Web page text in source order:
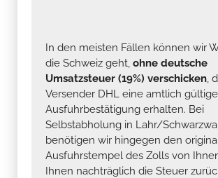
In den meisten Fällen können wir
die Schweiz geht, ohne deutsche
Umsatzsteuer (19%) verschicken,
Versender DHL eine amtlich gültige
Ausfuhrbestätigung erhalten. Bei
Selbstabholung in Lahr/
benötigen wir hingegen den
Ausfuhrstempel des Zolls von
Ihnen nachträglich die Steuer